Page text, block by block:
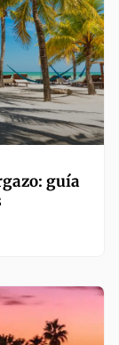
guía